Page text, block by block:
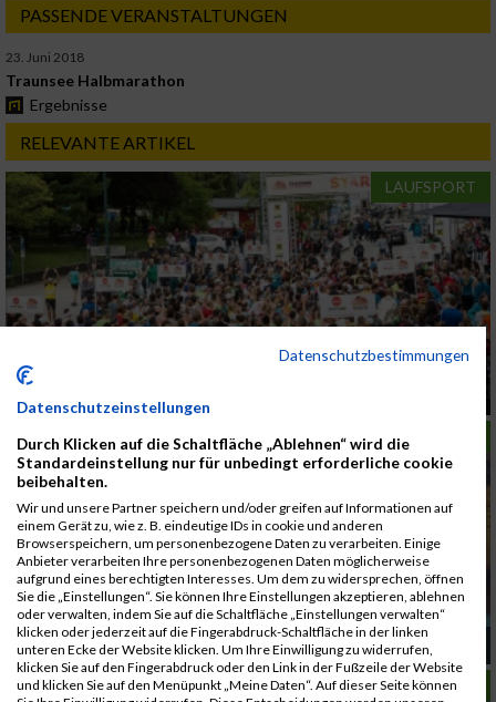
PASSENDE VERANSTALTUNGEN
23. Juni 2018
Traunsee Halbmarathon
Ergebnisse
RELEVANTE ARTIKEL
LAUFSPORT
LAUFSPORT
Gegen den Sonnenuntergang laufen
LAUFSPORT
Datenschutzbestimmungen
Datenschutzeinstellungen
Durch Klicken auf die Schaltfläche „Ablehnen“ wird die
Standardeinstellung nur für unbedingt erforderliche cookie
beibehalten.
Wir und unsere Partner speichern und/oder greifen auf Informationen auf
einem Gerät zu, wie z. B. eindeutige IDs in cookie und anderen
Browserspeichern, um personenbezogene Daten zu verarbeiten. Einige
Anbieter verarbeiten Ihre personenbezogenen Daten möglicherweise
aufgrund eines berechtigten Interesses. Um dem zu widersprechen, öffnen
Sie die „Einstellungen“. Sie können Ihre Einstellungen akzeptieren, ablehnen
oder verwalten, indem Sie auf die Schaltfläche „Einstellungen verwalten“
klicken oder jederzeit auf die Fingerabdruck-Schaltfläche in der linken
unteren Ecke der Website klicken. Um Ihre Einwilligung zu widerrufen,
klicken Sie auf den Fingerabdruck oder den Link in der Fußzeile der Website
und klicken Sie auf den Menüpunkt „Meine Daten“. Auf dieser Seite können